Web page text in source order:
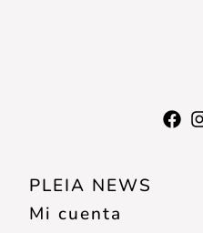
PLEIA NEWS
Mi cuenta